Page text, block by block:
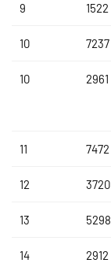
9 1522
10 7237
10 2961
11 7472
12 3720
13 5298
14 2912